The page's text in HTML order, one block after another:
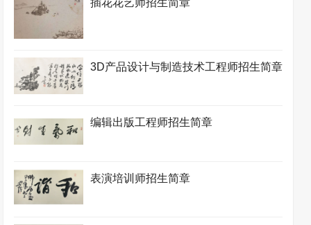
3D产品设计与制造技术工程师招生简章
编辑出版工程师招生简章
表演培训师招生简章